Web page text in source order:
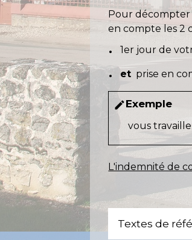
Pour décompter
en compte les 2
1er jour de
et prise en
editExemple
vous
L'indemnité de
Textes de